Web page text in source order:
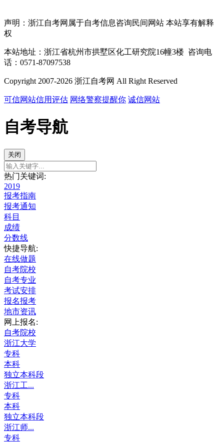
声明：浙江自考网属于自考信息咨询民间网站 本站享有解释
权
本站地址：浙江省杭州市拱墅区化工研究院16幢3楼 咨询电
话：0571-87097538
Copyright 2007-2026 浙江自考网 All Right Reserved
可信网站信用评估 网络警察提醒你 诚信网站
自考导航
关闭
热门关键词:
2019
报考指南
报考通知
科目
成绩
分数线
快捷导航:
在线做题
自考院校
自考专业
考试安排
报名报考
地市资讯
网上报名:
自考院校
浙江大学
专科
本科
独立本科段
浙江工...
专科
本科
独立本科段
浙江师...
专科